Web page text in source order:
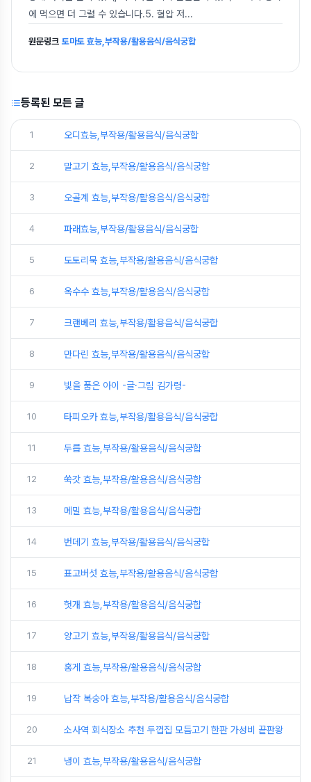
에 먹으면 더 그럴 수 있습니다.5. 혈압 저...
원문링크 토마토 효능,부작용/활용음식/음식궁합
등록된 모든 글
1 오디효능,부작용/활용음식/음식궁합
2 말고기 효능,부작용/활용음식/음식궁합
3 오골계 효능,부작용/활용음식/음식궁합
4 파래효능,부작용/활용음식/음식궁합
5 도토리묵 효능,부작용/활용음식/음식궁합
6 옥수수 효능,부작용/활용음식/음식궁합
7 크랜베리 효능,부작용/활용음식/음식궁합
8 만다린 효능,부작용/활용음식/음식궁합
9 빛을 품은 아이 -글·그림 김가령-
10 타피오카 효능,부작용/활용음식/음식궁합
11 두릅 효능,부작용/활용음식/음식궁합
12 쑥갓 효능,부작용/활용음식/음식궁합
13 메밀 효능,부작용/활용음식/음식궁합
14 번데기 효능,부작용/활용음식/음식궁합
15 표고버섯 효능,부작용/활용음식/음식궁합
16 헛개 효능,부작용/활용음식/음식궁합
17 양고기 효능,부작용/활용음식/음식궁합
18 홍게 효능,부작용/활용음식/음식궁합
19 납작 복숭아 효능,부작용/활용음식/음식궁합
20 소사역 회식장소 추천 두껍집 모듬고기 한판 가성비 끝판왕
21 냉이 효능,부작용/활용음식/음식궁합